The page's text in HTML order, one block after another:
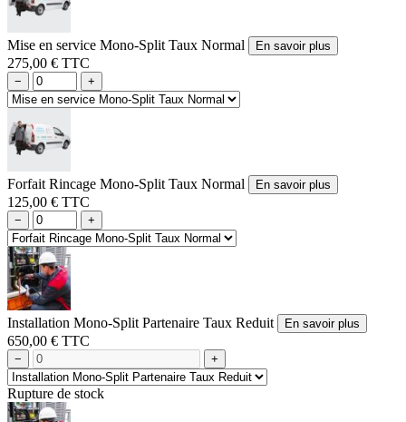
Mise en service Mono-Split Taux Normal En savoir plus
275,00 € TTC
− +
Forfait Rincage Mono-Split Taux Normal En savoir plus
125,00 € TTC
− +
Installation Mono-Split Partenaire Taux Reduit En savoir plus
650,00 € TTC
− +
Rupture de stock